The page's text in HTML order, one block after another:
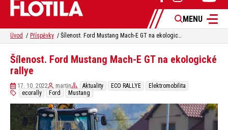
MENU
Úvod Příspěvky Šílenost. Ford Mustang Mach-E GT na ekologické rallye
Šílenost. Ford Mustang Mach-E GT na ekologické
rallye
17. 10. 2022 martin Aktuality ECO RALLYE
Elektromobilita
ecorally
Ford Mustang